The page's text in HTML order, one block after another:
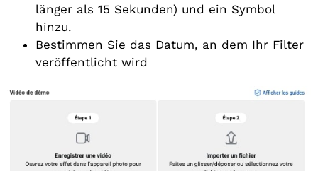
länger als 15 Sekunden) und ein Symbol
hinzu.
Bestimmen Sie das Datum, an dem Ihr Filter
veröffentlicht wird